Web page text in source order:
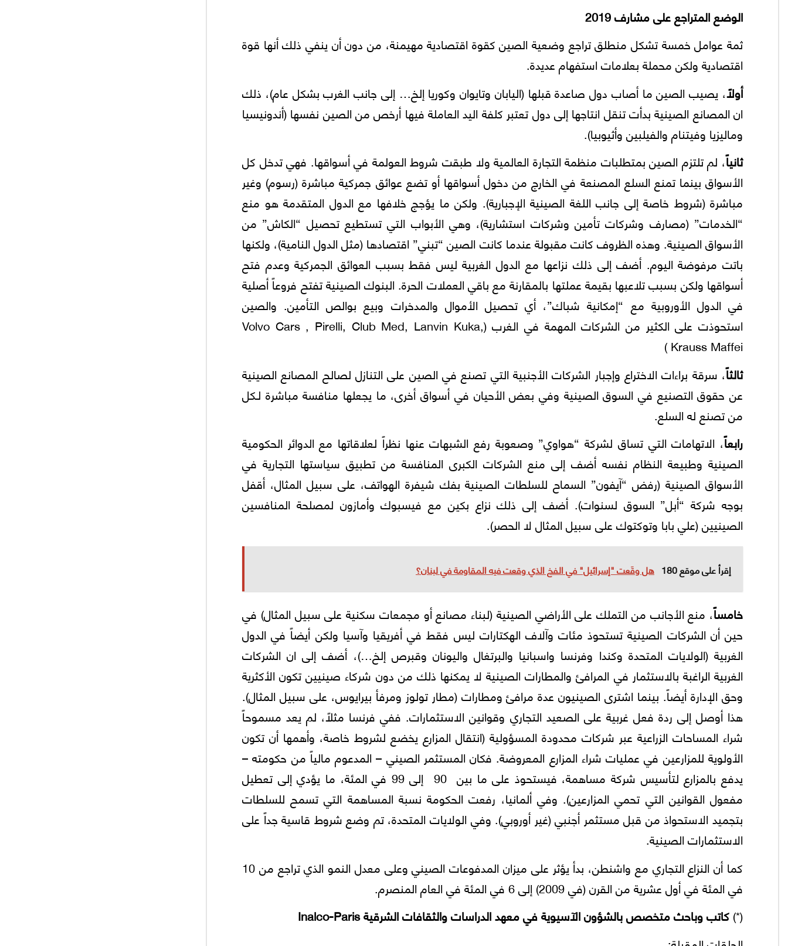
الوضع المتراجع على مشارف 2019
ثمة عوامل خمسة تشكل منطلق تراجع وضعية الصين كقوة اقتصادية مهيمنة، من دون أن ينفي ذلك أنها قوة
اقتصادية ولكن محملة بعلامات استفهام عديدة.
أولاً، يصيب الصين ما أصاب دول صاعدة قبلها (اليابان وتايوان وكوريا إلخ… إلى جانب الغرب بشكل عام)، ذلك
ان المصانع الصينية بدأت تنقل انتاجها إلى دول تعتبر كلفة اليد العاملة فيها أرخص من الصين نفسها (أندونيسيا
وماليزيا وفيتنام والفيلبين وأثيوبيا).
ثانياً، لم تلتزم الصين بمتطلبات منظمة التجارة العالمية ولا طبقت شروط العولمة في أسواقها. فهي تدخل كل
الأسواق بينما تمنع السلع المصنعة في الخارج من دخول أسواقها أو تضع عوائق جمركية مباشرة (رسوم) وغير
مباشرة (شروط خاصة إلى جانب اللغة الصينية الإجبارية). ولكن ما يؤجج خلافها مع الدول المتقدمة هو منع
“الخدمات” (مصارف وشركات تأمين وشركات استشارية)، وهي الأبواب التي تستطيع تحصيل “الكاش” من
الأسواق الصينية. وهذه الظروف كانت مقبولة عندما كانت الصين “تبني” اقتصادها (مثل الدول النامية)، ولكنها
باتت مرفوضة اليوم. أضف إلى ذلك نزاعها مع الدول الغربية ليس فقط بسبب العوائق الجمركية وعدم فتح
أسواقها ولكن بسبب تلاعبها بقيمة عملتها بالمقارنة مع باقي العملات الحرة. البنوك الصينية تفتح فروعاً أصلية
في الدول الأوروبية مع “إمكانية شباك”، أي تحصيل الأموال والمدخرات وبيع بوالص التأمين. والصين
استحوذت على الكثير من الشركات المهمة في الغرب (Volvo Cars , Pirelli, Club Med, Lanvin Kuka,
Krauss Maffei )
ثالثاً، سرقة براءات الاختراع وإجبار الشركات الأجنبية التي تصنع في الصين على التنازل لصالح المصانع الصينية
عن حقوق التصنيع في السوق الصينية وفي بعض الأحيان في أسواق أخرى، ما يجعلها منافسة مباشرة لـكل
من تصنع له السلع.
رابعاً، الاتهامات التي تساق لشركة “هواوي” وصعوبة رفع الشبهات عنها نظراً لعلاقاتها مع الدوائر الحكومية
الصينية وطبيعة النظام نفسه أضف إلى منع الشركات الكبرى المنافسة من تطبيق سياستها التجارية في
الأسواق الصينية (رفض “آيفون” السماح للسلطات الصينية بفك شيفرة الهواتف، على سبيل المثال، أقفل
بوجه شركة “أبل” السوق لسنوات). أضف إلى ذلك نزاع بكين مع فيسبوك وأمازون لمصلحة المنافسين
الصينيين (علي بابا وتوكتوك على سبيل المثال لا الحصر).
إقرأ على موقع 180 هل وقَعت "إسرائيل" في الفخ الذي وقعت فيه المقاومة في لبنان؟
خامساً، منع الأجانب من التملك على الأراضي الصينية (لبناء مصانع أو مجمعات سكنية على سبيل المثال) في
حين أن الشركات الصينية تستحوذ مئات وآلاف الهكتارات ليس فقط في أفريقيا وآسيا ولكن أيضاً في الدول
الغربية (الولايات المتحدة وكندا وفرنسا واسبانيا والبرتغال واليونان وقبرص إلخ…)، أضف إلى ان الشركات
الغربية الراغبة بالاستثمار في المرافئ والمطارات الصينية لا يمكنها ذلك من دون شركاء صينيين تكون الأكثرية
وحق الإدارة أيضاً. بينما اشترى الصينيون عدة مرافئ ومطارات (مطار تولوز ومرفأ بيرايوس، على سبيل المثال).
هذا أوصل إلى ردة فعل غربية على الصعيد التجاري وقوانين الاستثمارات. ففي فرنسا مثلاً، لم يعد مسموحاً
شراء المساحات الزراعية عبر شركات محدودة المسؤولية (انتقال المزارع يخضع لشروط خاصة، وأهمها أن تكون
الأولوية للمزارعين في عمليات شراء المزارع المعروضة. فكان المستثمر الصيني – المدعوم مالياً من حكومته –
يدفع بالمزارع لتأسيس شركة مساهمة، فيستحوذ على ما بين 90 إلى 99 في المئة، ما يؤدي إلى تعطيل
مفعول القوانين التي تحمي المزارعين). وفي ألمانيا، رفعت الحكومة نسبة المساهمة التي تسمح للسلطات
بتجميد الاستحواذ من قبل مستثمر أجنبي (غير أوروبي). وفي الولايات المتحدة، تم وضع شروط قاسية جداً على
الاستثمارات الصينية.
كما أن النزاع التجاري مع واشنطن، بدأ يؤثر على ميزان المدفوعات الصيني وعلى معدل النمو الذي تراجع من 10
في المئة في أول عشرية من القرن (في 2009) إلى 6 في المئة في العام المنصرم. ‪
(*)كاتب وباحث متخصص بالشؤون الآسيوية في معهد الدراسات والثقافات الشرقيةInalco‪-Paris